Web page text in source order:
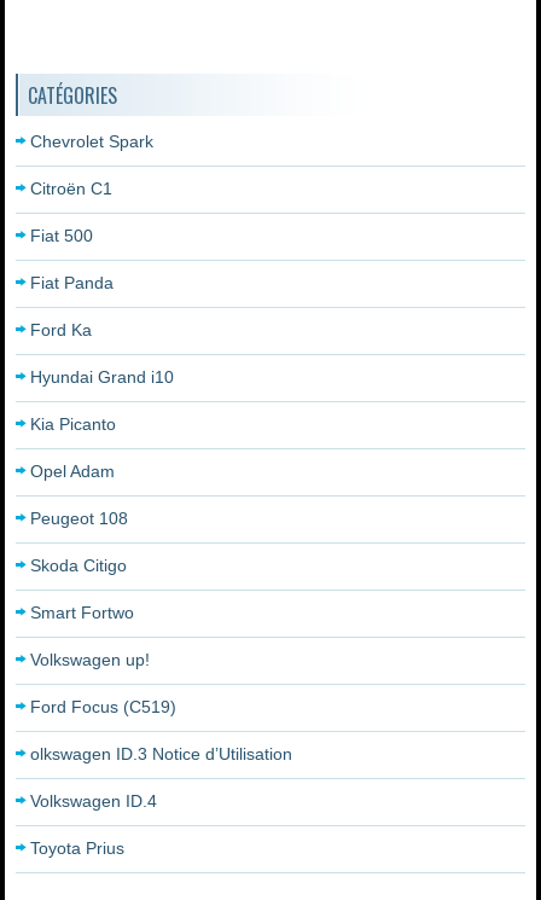
CATÉGORIES
Chevrolet Spark
Citroën C1
Fiat 500
Fiat Panda
Ford Ka
Hyundai Grand i10
Kia Picanto
Opel Adam
Peugeot 108
Skoda Citigo
Smart Fortwo
Volkswagen up!
Ford Focus (C519)
olkswagen ID.3 Notice d’Utilisation
Volkswagen ID.4
Toyota Prius